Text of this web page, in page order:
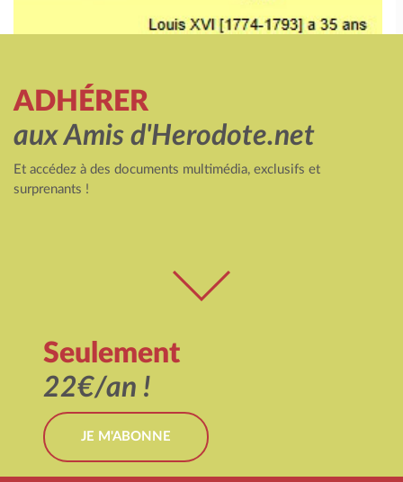
ADHÉRER
aux Amis d'Herodote.net
Et accédez à des documents multimédia, exclusifs et
surprenants !
Seulement
22€/an !
JE M'ABONNE